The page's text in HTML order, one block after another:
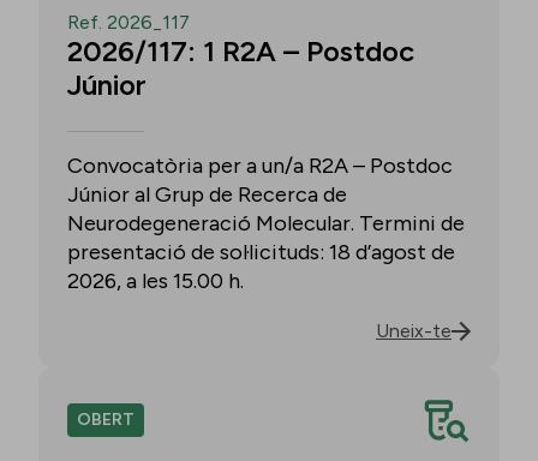
Ref. 2026_117
2026/117: 1 R2A – Postdoc
Júnior
Convocatòria per a un/a R2A – Postdoc
Júnior al Grup de Recerca de
Neurodegeneració Molecular. Termini de
presentació de sol·licituds: 18 d’agost de
2026, a les 15.00 h.
Uneix-te
OBERT